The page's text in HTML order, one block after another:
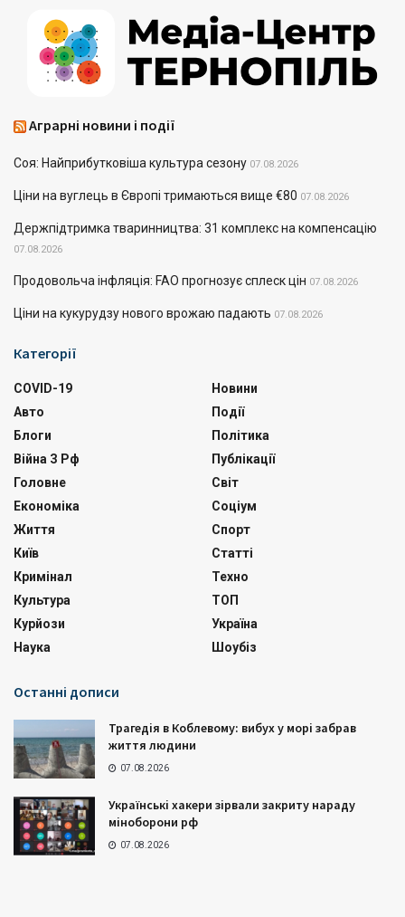
Аграрні новини і події
Соя: Найприбутковіша культура сезону 07.08.2026
Ціни на вуглець в Європі тримаються вище €80 07.08.2026
Держпідтримка тваринництва: 31 комплекс на компенсацію
07.08.2026
Продовольча інфляція: FAO прогнозує сплеск цін 07.08.2026
Ціни на кукурудзу нового врожаю падають 07.08.2026
Категорії
COVID-19
Авто
Блоги
Війна З Рф
Головне
Економіка
Життя
Київ
Кримінал
Культура
Курйози
Наука
Новини
Події
Політика
Публікації
Світ
Соціум
Спорт
Статті
Техно
ТОП
Україна
Шоубіз
Останні дописи
Трагедія в Коблевому: вибух у морі забрав
життя людини
07.08.2026
Українські хакери зірвали закриту нараду
міноборони рф
07.08.2026